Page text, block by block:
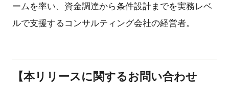
ームを率い、資金調達から条件設計までを実務レベ
ルで支援するコンサルティング会社の経営者。
【本リリースに関するお問い合わせ